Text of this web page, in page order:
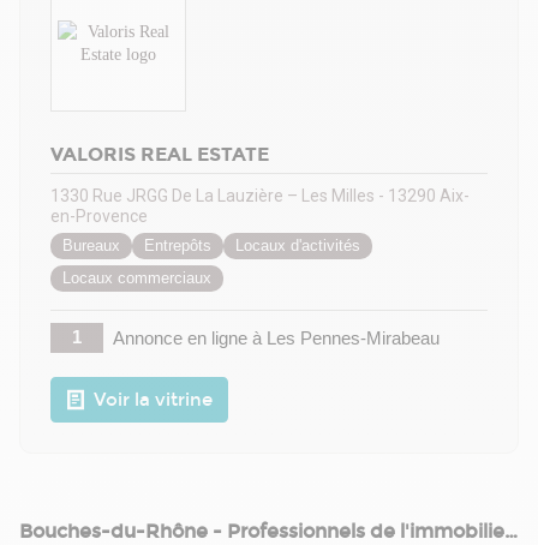
VALORIS REAL ESTATE
1330 Rue JRGG De La Lauzière – Les Milles - 13290 Aix-
en-Provence
Bureaux Entrepôts
Locaux d'activités
Locaux commerciaux
1 Annonce en ligneà Les Pennes-Mirabeau
Voir la vitrine
Bouches-du-Rhône - Professionnels de l'immobilier